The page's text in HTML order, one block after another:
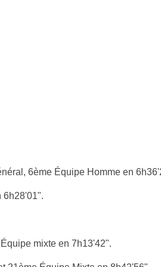
6ème Équipe Homme en
6h28'01".
mixte en 7h13'42".